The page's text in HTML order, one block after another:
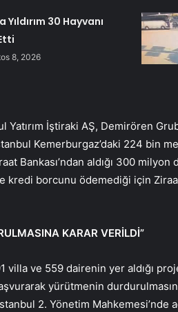
Yıldırım 30 Hayvanı
8, 2026
Yatırım İştiraki AŞ, Demirören
Kemerburgaz’daki 224 bin
Bankası’ndan aldığı 300
kredi borcunu ödemediği için
KARAR VERİLDİ”
villa ve 559 dairenin yer aldığı
yürütmenin
2. Yönetim Mahkemesi’nde